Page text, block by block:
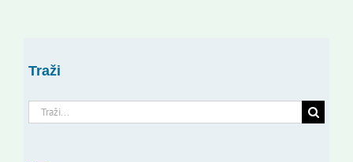
Traži
Traži...